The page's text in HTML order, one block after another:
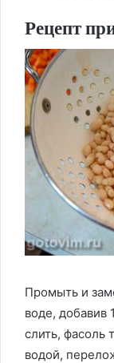
Рецепт
Промыть и
воде, добавив
слить, фасоль
водой,